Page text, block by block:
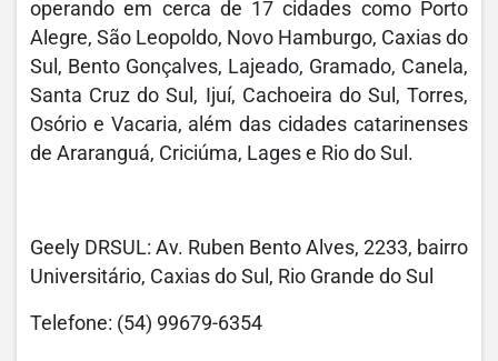
operando em cerca de 17 cidades como Porto
Alegre, São Leopoldo, Novo Hamburgo, Caxias do
Sul, Bento Gonçalves, Lajeado, Gramado, Canela,
Santa Cruz do Sul, Ijuí, Cachoeira do Sul, Torres,
Osório e Vacaria, além das cidades catarinenses
de Araranguá, Criciúma, Lages e Rio do Sul.
Geely DRSUL: Av. Ruben Bento Alves, 2233, bairro
Universitário, Caxias do Sul, Rio Grande do Sul
Telefone: (54) 99679-6354